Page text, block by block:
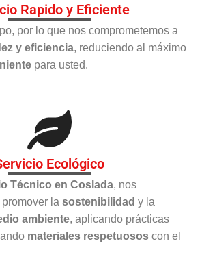
Rapido y Eficiente
por lo que nos comprometemos a
y eficiencia, reduciendo al máximo
para usted.
Ecológico
Técnico en Coslada, nos
la sostenibilidad y la
ambiente, aplicando prácticas
materiales respetuosos con el